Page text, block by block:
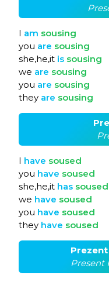
I am sousing
you are sousing
she,he,it is sousing
we are sousing
you are sousing
they are sousing
I have soused
you have soused
she,he,it has soused
we have soused
you have soused
they have soused
Present